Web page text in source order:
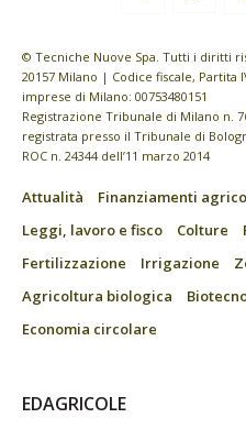
© Tecniche Nuove Spa. Tutti i diritti
20157 Milano | Codice fiscale, Partita
imprese di Milano: 00753480151
Registrazione Tribunale di Milano n.
registrata presso il Tribunale di
ROC n. 24344 dell’11 marzo 2014
Attualità Finanziamenti
Leggi, lavoro e fisco
Colture
Fertilizzazione
Irrigazione
Agricoltura biologica
Economia circolare
EDAGRICOLE